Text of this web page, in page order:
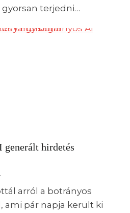
gyorsan terjedni…
generált hirdetés
arról a botrányos
ami pár napja került ki